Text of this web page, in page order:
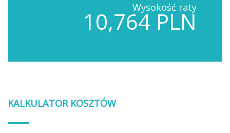
Wysokość raty
10,764 PLN
KALKULATOR KOSZTÓW